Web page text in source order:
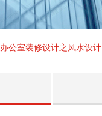
办公室装修设计之风水设计